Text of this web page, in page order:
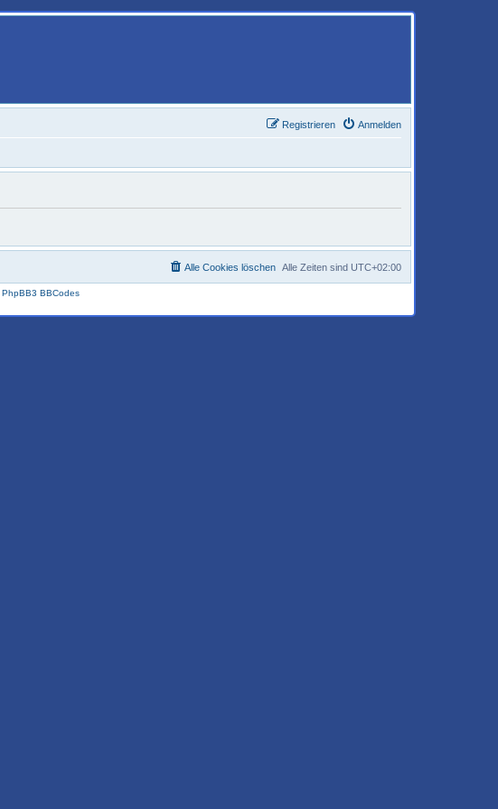
Anmelden
Registrieren
Alle Zeiten sind UTC+02:00
Alle Cookies löschen
PhpBB3 BBCodes